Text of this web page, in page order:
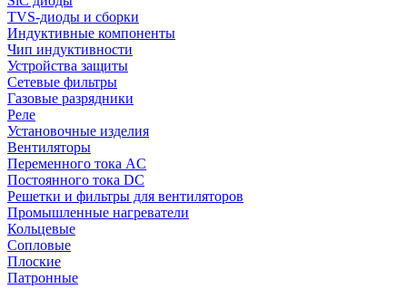
TVS-диоды и сборки
Индуктивные компоненты
Чип индуктивности
Устройства защиты
Сетевые фильтры
Газовые разрядники
Реле
Установочные изделия
Вентиляторы
Переменного тока AC
Постоянного тока DC
Решетки и фильтры для вентиляторов
Промышленные нагреватели
Кольцевые
Сопловые
Плоские
Патронные